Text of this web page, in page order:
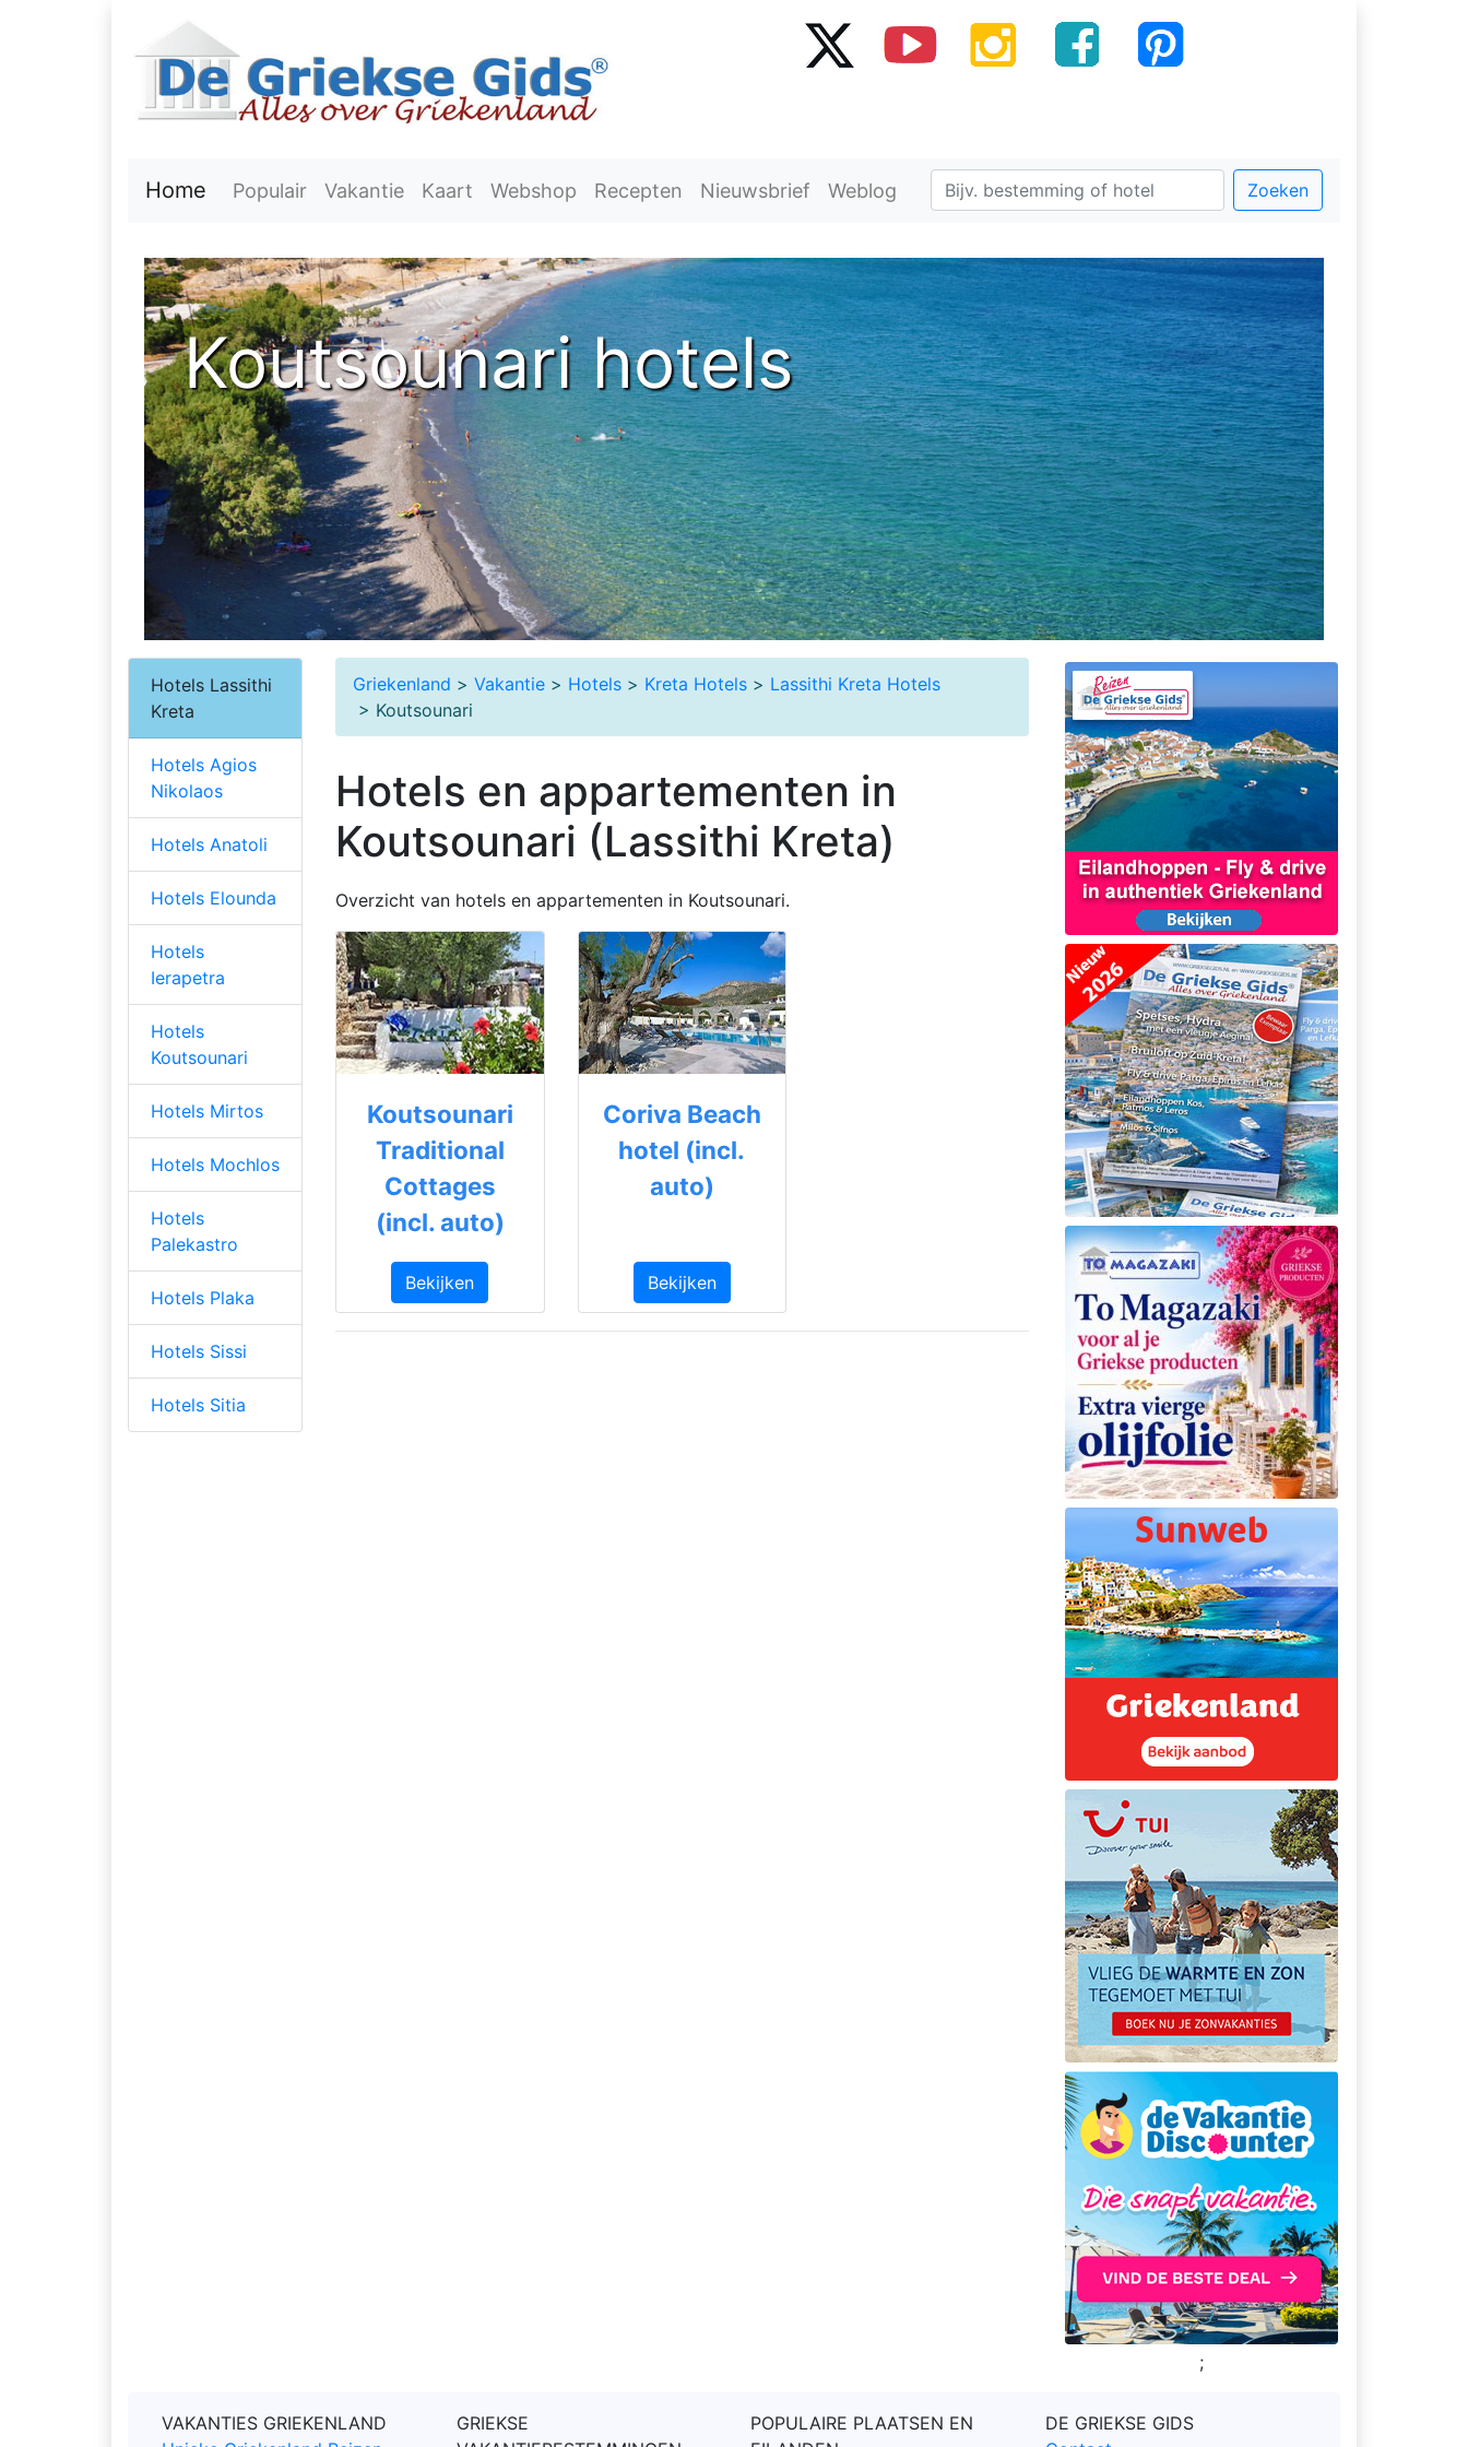
Home Populair Vakantie Kaart Webshop Recepten Nieuwsbrief Weblog Zoeken
Koutsounari hotels
Griekenland > Vakantie > Hotels > Kreta Hotels > Lassithi Kreta Hotels
> Koutsounari
Hotels en appartementen in
Koutsounari (Lassithi Kreta)
Overzicht van hotels en appartementen in Koutsounari.
Koutsounari
Traditional
Cottages
(incl. auto)
Bekijken
Coriva Beach
hotel (incl.
auto)
Bekijken
Hotels Lassithi
Kreta
Hotels Agios
Nikolaos
Hotels Anatoli
Hotels Elounda
Hotels
Ierapetra
Hotels
Koutsounari
Hotels Mirtos
Hotels Mochlos
Hotels
Palekastro
Hotels Plaka
Hotels Sissi
Hotels Sitia
;
VAKANTIES GRIEKENLAND
GRIEKSE
POPULAIRE PLAATSEN EN
DE GRIEKSE GIDS